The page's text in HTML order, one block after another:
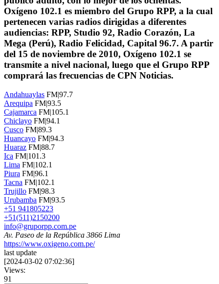
Oxígeno 102.1 es miembro del Grupo RPP, a la cual
pertenecen varias radios dirigidas a diferentes
audiencias: RPP, Studio 92, Radio Corazón, La
Mega (Perú), Radio Felicidad, Capital 96.7. A partir
del 15 de noviembre de 2010, Oxígeno 102.1 se
transmite a nivel nacional, luego que el Grupo RPP
comprará las frecuencias de CPN Noticias.
Andahuaylas FM|97.7
Arequipa FM|93.5
Cajamarca FM|105.1
Chiclayo FM|94.1
Cusco FM|89.3
Huancayo FM|94.3
Huaraz FM|88.7
Ica FM|101.3
Lima FM|102.1
Piura FM|96.1
Tacna FM|102.1
Trujillo FM|98.3
Urubamba FM|93.5
+51 941805223
+51(511)2150200
info@gruporpp.com.pe
Av. Paseo de la República 3866 Lima
https://www.oxigeno.com.pe/
last update
[2024-03-02 07:02:36]
Views:
91